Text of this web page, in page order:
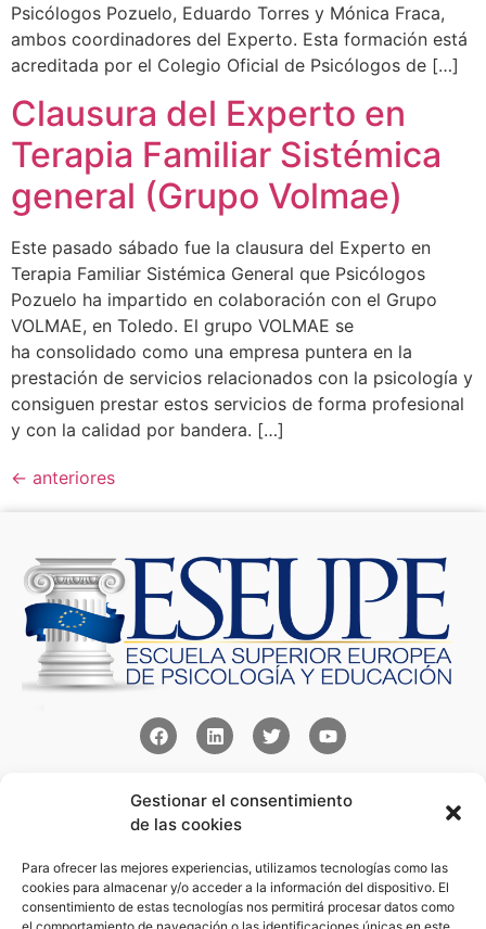
Gestionar el consentimiento
de las cookies
Para ofrecer las mejores experiencias, utilizamos tecnologías como las
cookies para almacenar y/o acceder a la información del dispositivo. El
consentimiento de estas tecnologías nos permitirá procesar datos como
Psicólogos Pozuelo, Eduardo Torres y Mónica Fraca,
ambos coordinadores del Experto. Esta formación está
acreditada por el Colegio Oficial de Psicólogos de […]
Clausura del Experto en
Terapia Familiar Sistémica
general (Grupo Volmae)
Este pasado sábado fue la clausura del Experto en
Terapia Familiar Sistémica General que Psicólogos
Pozuelo ha impartido en colaboración con el Grupo
VOLMAE, en Toledo. El grupo VOLMAE se
ha consolidado como una empresa puntera en la
prestación de servicios relacionados con la psicología y
consiguen prestar estos servicios de forma profesional
y con la calidad por bandera. […]
← anteriores
Contacto
Av Juan XXIII 15b Pozuelo de Alarcón – Madrid
admin@eseupe.com
Links